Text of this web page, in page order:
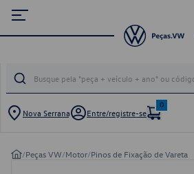
Nova Serrana Entre/registre-se
0
/Peças VW/Motor/Pinos de Fixação de Vareta